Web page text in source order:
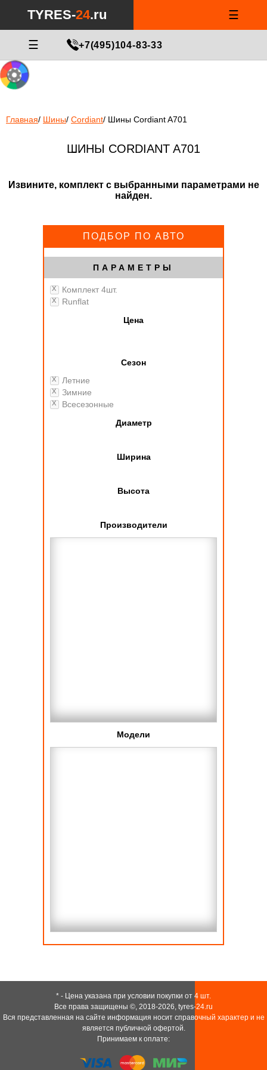
24.ru/html/catalog/controller/product/shinydiski.php
on line
TYRES-24.ru ☰
☰ +7(495)104-83-33
Главная/ Шины/ Cordiant/ Шины Cordiant A701
ШИНЫ CORDIANT A701
Извините, комплект с выбранными параметрами не
найден.
ПОДБОР ПО АВТО
ПАРАМЕТРЫ
Комплект 4шт.
Runflat
Цена
Сезон
Летние
Зимние
Всесезонные
Диаметр
Ширина
Высота
Производители
Модели
* - Цена указана при условии покупки от 4 шт.
Все права защищены ©, 2018-2026, tyres-24.ru
Вся представленная на сайте информация носит справочный характер и не
является публичной офертой.
Принимаем к оплате: